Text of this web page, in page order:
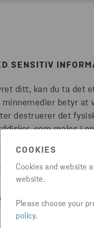
COOKIES
Cookies and website
website.
Please choose your
policy.
SENSITIV
ditt, kan du ta det
betyr at
destruerer det
som males i
Det eneste som
Denne måten å
av
ved å
ikke kan gjenskapes.